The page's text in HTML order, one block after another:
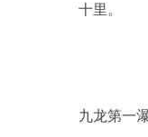
十里。
九龙第一